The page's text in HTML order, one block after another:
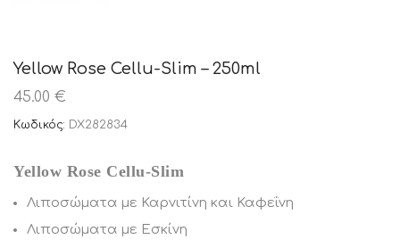
Yellow Rose Cellu-Slim – 250ml
45.00 €
Κωδικός: DX282834
Yellow Rose Cellu-Slim
Λιποσώματα με Καρνιτίνη και Καφεΐνη
Λιποσώματα με Εσκίνη